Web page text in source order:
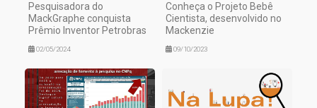
Pesquisadora do
MackGraphe conquista
Prêmio Inventor Petrobras
02/05/2024
Conheça o Projeto Bebê
Cientista, desenvolvido no
Mackenzie
09/10/2023